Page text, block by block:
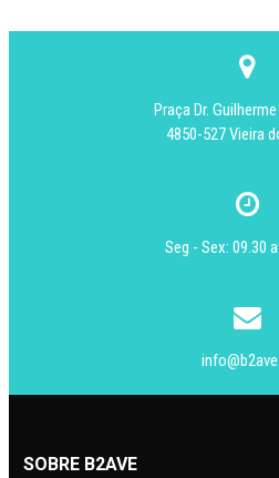
Praça Dr.
4850-527 Vieira
Seg - Sex: 09.30
SOBRE B2AVE